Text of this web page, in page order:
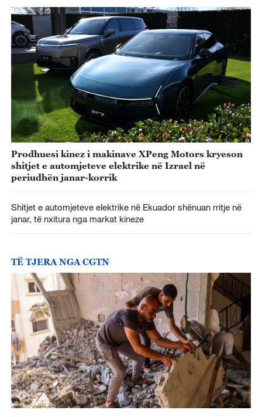
Prodhuesi kinez i makinave XPeng Motors kryeson
shitjet e automjeteve elektrike në Izrael në
periudhën janar-korrik
Shitjet e automjeteve elektrike në Ekuador shënuan rritje në
janar, të nxitura nga markat kineze
TË TJERA NGA CGTN